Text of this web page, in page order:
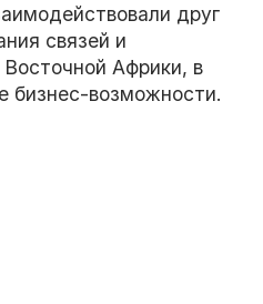
друг
связей и
Африки, в
бизнес-возможности.